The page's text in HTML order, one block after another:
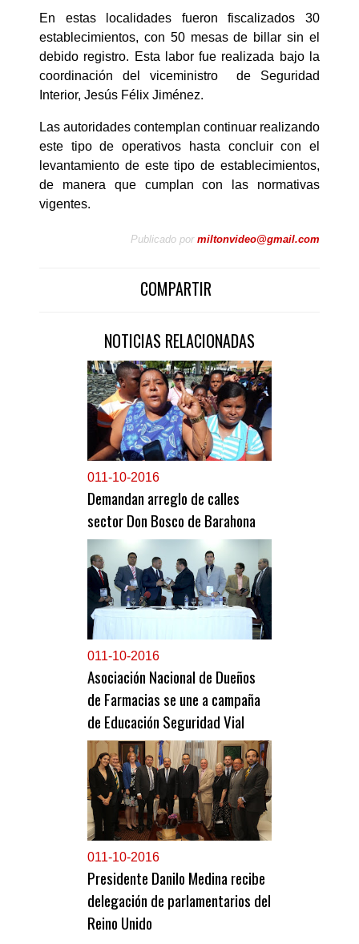
En estas localidades fueron fiscalizados 30
establecimientos, con 50 mesas de billar sin el
debido registro. Esta labor fue realizada bajo la
coordinación del viceministro de Seguridad
Interior, Jesús Félix Jiménez.
Las autoridades contemplan continuar realizando
este tipo de operativos hasta concluir con el
levantamiento de este tipo de establecimientos,
de manera que cumplan con las normativas
vigentes.
Publicado por miltonvideo@gmail.com
COMPARTIR
NOTICIAS RELACIONADAS
011-10-2016
Demandan arreglo de calles
sector Don Bosco de Barahona
011-10-2016
Asociación Nacional de Dueños
de Farmacias se une a campaña
de Educación Seguridad Vial
011-10-2016
Presidente Danilo Medina recibe
delegación de parlamentarios del
Reino Unido